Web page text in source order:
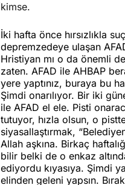
kimse.
İki hafta önce hırsızlıkla
depremzedeye ulaşan
Hristiyan mı o da önemli
zaten. AFAD ile AHBAP
yere yaptınız, buraya bu
Şimdi onarılıyor. Bir iki
ile AFAD el ele. Pisti
tutuyor, hızla olsun, o
siyasallaştırmak,
Allah aşkına. Birkaç
bilir belki de o enkaz
ediyordu kıyasıya. Şimdi
elinden geleni yapsın.